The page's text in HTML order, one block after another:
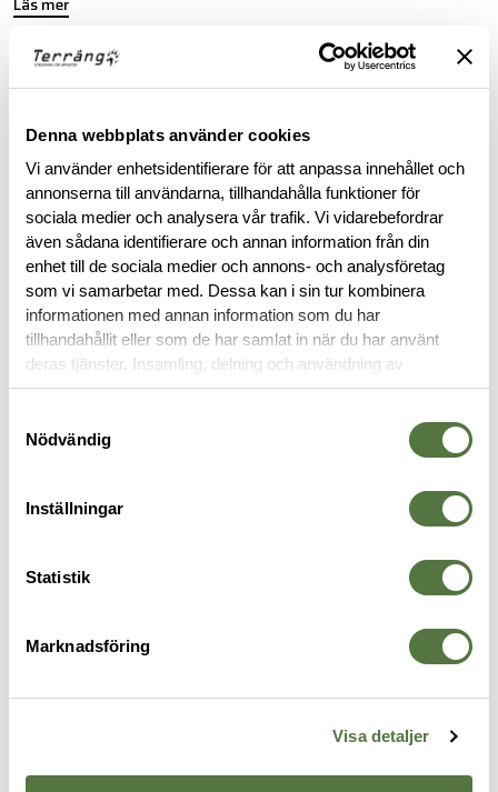
Denna webbplats använder cookies
Vi använder enhetsidentifierare för att anpassa innehållet och
annonserna till användarna, tillhandahålla funktioner för
sociala medier och analysera vår trafik. Vi vidarebefordrar
även sådana identifierare och annan information från din
enhet till de sociala medier och annons- och analysföretag
som vi samarbetar med. Dessa kan i sin tur kombinera
informationen med annan information som du har
tillhandahållit eller som de har samlat in när du har använt
deras tjänster. Insamling, delning och användning av
personuppgifter kan användas för personalisering av
Nödvändig
Inställningar
Statistik
Marknadsföring
Visa detaljer
BESKRIVNING
RECENSIONER
OM VARUMÄRKET
VAPENVÅRD
Vision Series Universal Handgun
775 kr
Carbon Pro - Heavy Carbon
275 kr